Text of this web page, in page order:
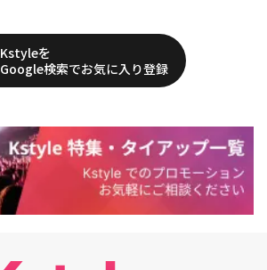
Kstyleを
Google検索でお気に入り登録